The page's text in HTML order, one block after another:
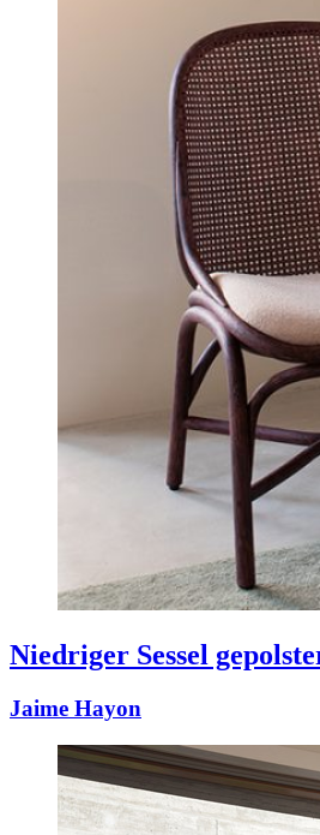
Niedriger Sessel
Jaime Hayon